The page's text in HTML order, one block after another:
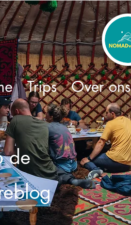
Trips Over ons
de